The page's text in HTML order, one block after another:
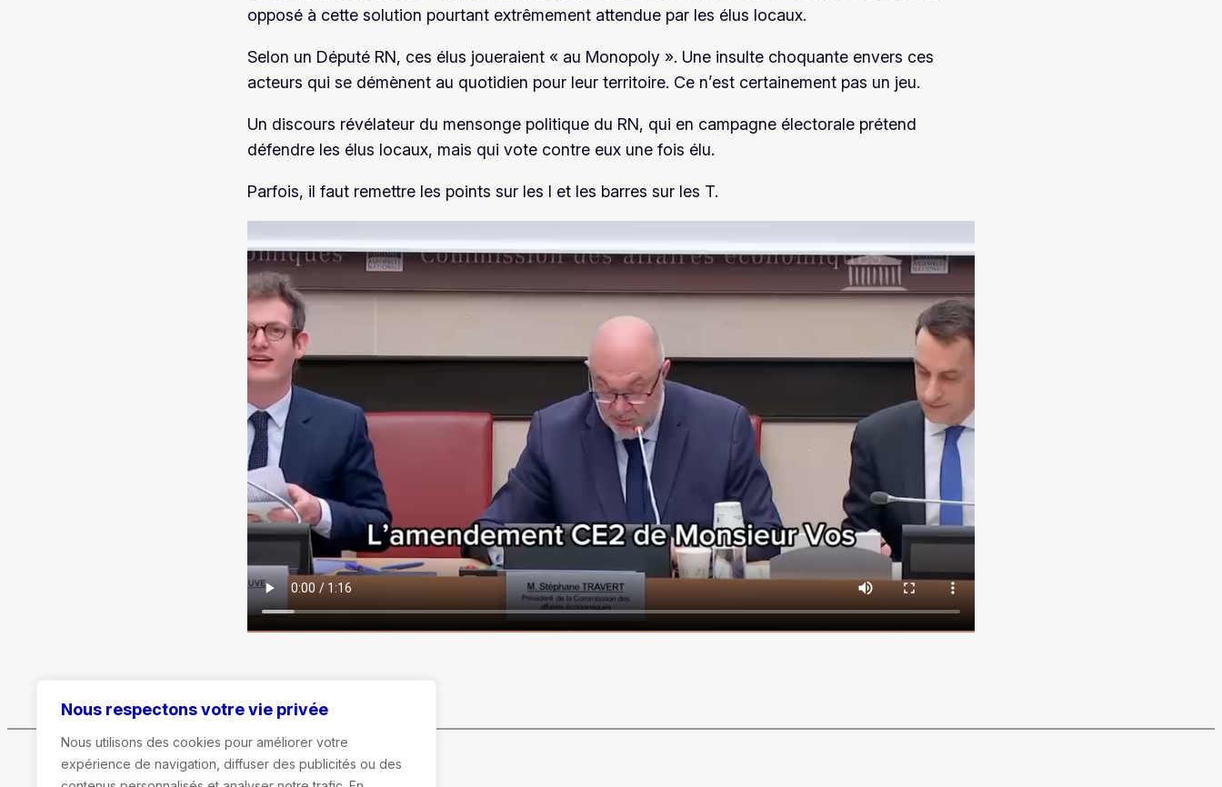
Nous respectons votre vie privée
Nous utilisons des cookies pour améliorer votre
expérience de navigation, diffuser des publicités ou des
opposé à cette solution pourtant extrêmement attendue par les élus locaux.
Selon un Député RN, ces élus joueraient « au Monopoly ». Une insulte choquante envers ces
acteurs qui se démènent au quotidien pour leur territoire. Ce n’est certainement pas un jeu.
Un discours révélateur du mensonge politique du RN, qui en campagne électorale prétend
défendre les élus locaux, mais qui vote contre eux une fois élu.
Parfois, il faut remettre les points sur les I et les barres sur les T.